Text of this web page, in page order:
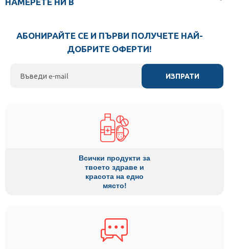
АБОНИРАЙТЕ СЕ И ПЪРВИ ПОЛУЧЕТЕ НАЙ-
ДОБРИТЕ ОФЕРТИ!
ИЗПРАТИ
Всички продукти за
твоето здраве и
красота на едно
място!